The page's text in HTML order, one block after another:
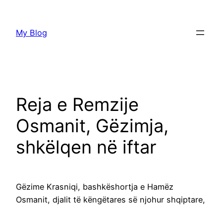
content
My Blog
Reja e Remzije
Osmanit, Gëzimja,
shkëlqen në iftar
Gëzime Krasniqi, bashkëshortja e Hamëz
Osmanit, djalit të këngëtares së njohur shqiptare,